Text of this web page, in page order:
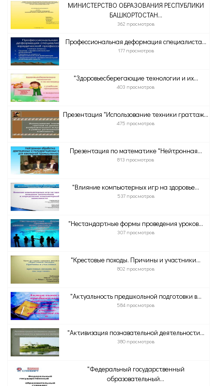
МИНИСТЕРСТВО ОБРАЗОВАНИЯ РЕСПУБЛИКИ
БАШКОРТОСТАН...
362 просмотров
Профессиональная деформация специалиста...
177 просмотров
"Здоровьесберегающие технологии и их...
403 просмотров
Презентация "Использование техники граттаж...
475 просмотров
Презентация по математике "Нейтронная...
813 просмотров
"Влияние компьютерных игр на здоровье...
537 просмотров
"Нестандартные формы проведения уроков...
307 просмотров
"Крестовые походы. Причины и участники...
802 просмотров
"Актуальность предшкольной подготовки в...
584 просмотров
"Активизация познавательной деятельности...
380 просмотров
"Федеральный государственный
образовательный...